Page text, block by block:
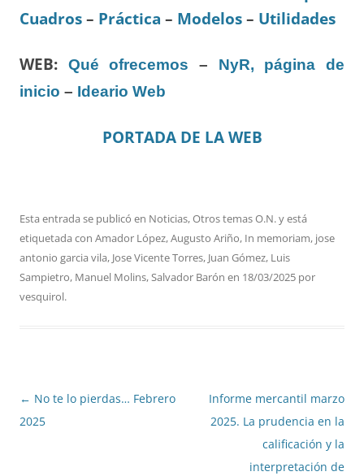
Cuadros – Práctica – Modelos – Utilidades
WEB: Qué ofrecemos – NyR, página de
inicio – Ideario Web
PORTADA DE LA WEB
Esta entrada se publicó en Noticias,Otros temas O.N.y está
etiquetada con Amador López,Augusto Ariño, In memoriam, jose
antonio garcia vila, Jose Vicente Torres, Juan Gómez, Luis
Sampietro, Manuel Molins,Salvador Barón en 18/03/2025 por
vesquirol.
Navegación
de
← No te lo pierdas… Febrero
2025
Informe mercantil marzo
2025. La prudencia en la
calificación y la
interpretación de